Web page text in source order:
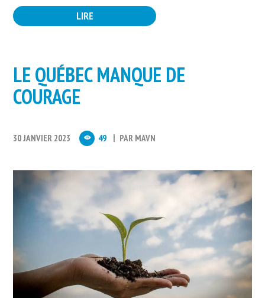
LIRE
LE QUÉBEC MANQUE DE
COURAGE
30 JANVIER 2023 49 PAR MAVN